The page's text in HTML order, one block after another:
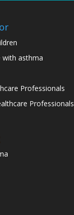
with asthma
Professionals
Professionals